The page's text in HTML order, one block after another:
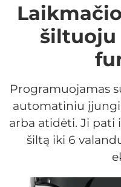
šiltuoju
Programuojamas
automatiniu
arba atidėti. Ji pati
šiltą iki 6